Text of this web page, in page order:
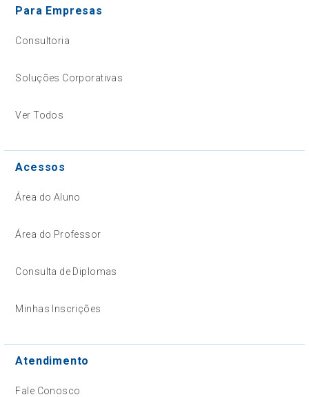
Para Empresas
Consultoria
Soluções Corporativas
Ver Todos
Acessos
Área do Aluno
Área do Professor
Consulta de Diplomas
Minhas Inscrições
Atendimento
Fale Conosco